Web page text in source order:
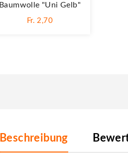
Baumwolle "Uni Gelb"
Fr. 2,70
Beschreibung